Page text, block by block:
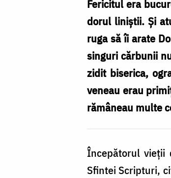
Fericitul era
dorul liniștii. Și
ruga să îi arate
singuri cărbunii
zidit biserica,
veneau erau
rămâneau multe
Începătorul vieții
Sfintei Scripturi,